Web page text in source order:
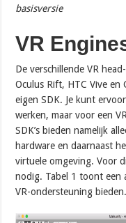
basisversie
VR
De verschillende VR
Oculus Rift, HTC Vive en
eigen SDK. Je kunt
werken, maar voor een
SDK’s bieden namelijk
hardware en daarnaast
virtuele omgeving. Voor
nodig. Tabel 1 toont een
VR-ondersteuning bieden.